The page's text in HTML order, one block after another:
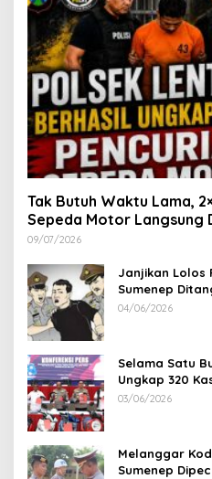
Tak Butuh Waktu Lama,
Sepeda Motor Langsung
Lenteng di Wilayah
09/07/2026
Janjikan Lolos
Sumenep
Korban Rugi
04/06/2026
Selama Satu
Ungkap 320
100 Sepeda
03/06/2026
Melanggar
Sumenep